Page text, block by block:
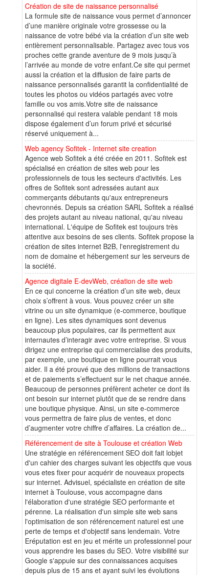
Création de site de naissance personnalisé
La formule site de naissance vous permet d’annoncer
d’une manière originale votre grossesse ou la
naissance de votre bébé via la création d’un site web
entièrement personnalisable. Partagez avec tous vos
proches cette grande aventure de 9 mois jusqu’à
l’arrivée au monde de votre enfant.Ce site qui permet
aussi la création et la diffusion de faire parts de
naissance personnalisés garantit la confidentialité de
toutes les photos ou vidéos partagés avec votre
famille ou vos amis.Votre site de naissance
personnalisé qui restera valable pendant 18 mois
dispose également d’un forum privé et sécurisé
réservé uniquement à...
Web agency Sofitek - Internet site creation
Agence web Sofitek a été créée en 2011. Sofitek est
spécialisé en création de sites web pour les
professionnels de tous les secteurs d'activités. Les
offres de Sofitek sont adressées autant aux
commerçants débutants qu'aux entrepreneurs
chevronnés. Depuis sa création SARL Sofitek a réalisé
des projets autant au niveau national, qu'au niveau
international. L'équipe de Sofitek est toujours très
attentive aux besoins de ses clients. Sofitek propose la
création de sites internet B2B, l'enregistrement du
nom de domaine et hébergement sur les serveurs de
la société.
Agence digitale E-devWeb, création de site web
En ce qui concerne la création d’un site web, deux
choix s’offrent à vous. Vous pouvez créer un site
vitrine ou un site dynamique (e-commerce, boutique
en ligne). Les sites dynamiques sont devenus
beaucoup plus populaires, car ils permettent aux
internautes d’interagir avec votre entreprise. Si vous
dirigez une entreprise qui commercialise des produits,
par exemple, une boutique en ligne pourrait vous
aider. Il a été prouvé que des millions de transactions
et de paiements s’effectuent sur le net chaque année.
Beaucoup de personnes préfèrent acheter ce dont ils
ont besoin sur internet plutôt que de se rendre dans
une boutique physique. Ainsi, un site e-commerce
vous permettra de faire plus de ventes, et donc
d’augmenter votre chiffre d’affaires. La création de...
Référencement de site à Toulouse et création Web
Une stratégie en référencement SEO doit fait lobjet
d'un cahier des charges suivant les objectifs que vous
vous etes fixer pour acquérir de nouveaux propects
sur internet. Advisuel, spécialiste en création de site
internet à Toulouse, vous accompagne dans
l'élaboration d'une stratégie SEO performante et
pérenne. La réalisation d'un simple site web sans
l'optimisation de son référencement naturel est une
perte de temps et d'objectif sans lendemain. Votre
Eréputation est en jeu et mérite un professionnel pour
vous apprendre les bases du SEO. Votre visibilité sur
Google s'appuie sur des connaissances acquises
depuis plus de 15 ans et ayant suivi les évolutions